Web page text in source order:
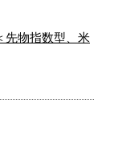
先物指数型、米